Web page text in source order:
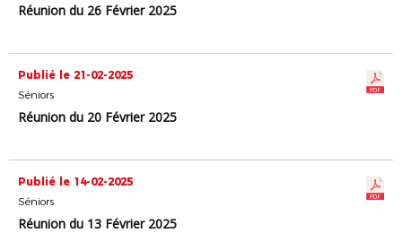
Réunion du 26 Février 2025
Publié le 21-02-2025
Séniors
Réunion du 20 Février 2025
Publié le 14-02-2025
Séniors
Réunion du 13 Février 2025